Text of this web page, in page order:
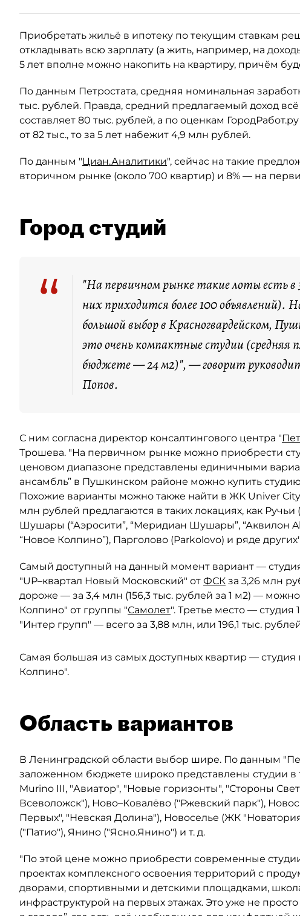
Приобретать жильё в ипотеку по текущим ставкам
откладывать всю зарплату (а жить, например, на
5 лет вполне можно накопить на квартиру, причём
По данным Петростата, средняя номинальная
тыс. рублей. Правда, средний предлагаемый доход
составляет 80 тыс. рублей, а по оценкам
от 82 тыс., то за 5 лет набежит 4,9 млн рублей.
По данным "Циан.Аналитики", сейчас на такие
вторичном рынке (около 700 квартир) и 8% — на
Город студий
“
"На первичном рынке такие лоты есть
них приходится более 100 объявлений).
большой выбор в Красногвардейском,
это очень компактные студии (средняя
бюджете — 24 м2)", — говорит
Попов.
С ним согласна директор консалтингового центра "
Трошева. "На первичном рынке можно приобрести
ценовом диапазоне представлены единичными
ансамбль” в Пушкинском районе можно купить
Похожие варианты можно также найти в ЖК Univer
млн рублей предлагаются в таких локациях, как Ручьи
Шушары (“Аэросити”, “Меридиан Шушары”, “Аквилон
“Новое Колпино”), Парголово (Parkolovo) и ряде
Самый доступный на данный момент вариант —
"UP–квартал Новый Московский" от ФСК за 3,26 млн
дороже — за 3,4 млн (156,3 тыс. рублей за 1 м2) —
Колпино" от группы "Самолет". Третье место — студия
"Интер групп" — всего за 3,88 млн, или 196,1 тыс.
Самая большая из самых доступных квартир —
Колпино".
Область вариантов
В Ленинградской области выбор шире. По данным
заложенном бюджете широко представлены студии в
Murino III, "Авиатор", "Новые горизонты", "Стороны
Всеволожск"), Ново–Ковалёво ("Ржевский парк"),
Первых", "Невская Долина"), Новоселье (ЖК
("Патио"), Янино ("Ясно.Янино") и т. д.
"По этой цене можно приобрести современные
проектах комплексного освоения территорий с
дворами, спортивными и детскими площадками,
инфраструктурой на первых этажах. Это уже не